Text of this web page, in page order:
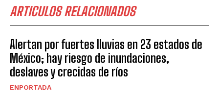
ARTICULOS RELACIONADOS
Alertan por fuertes lluvias en 23 estados de
México; hay riesgo de inundaciones,
deslaves y crecidas de ríos
ENPORTADA